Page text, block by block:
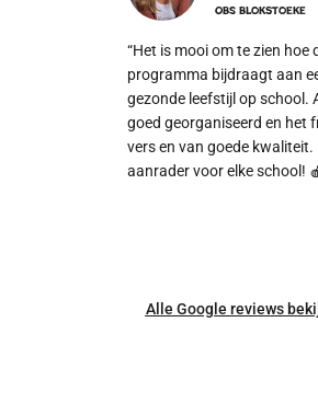
OBS Blokstoeke
“Het is mooi om te zien hoe
programma bijdraagt aan
gezonde leefstijl op school.
goed georganiseerd en het
vers en van goede kwaliteit.
aanrader voor elke school!
Alle Google reviews